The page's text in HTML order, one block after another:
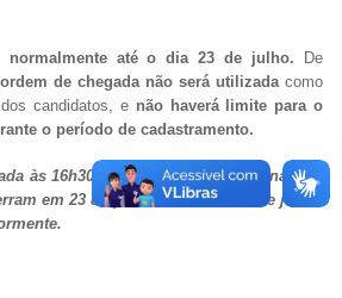
normalmente até o dia 23 de julho.
De
de chegada não será utilizada como
candidatos, e não haverá limite para o
o período de cadastramento.
às 16h30 para corrigir o prazo final das
em 23 de julho, e não em 21 de julho,